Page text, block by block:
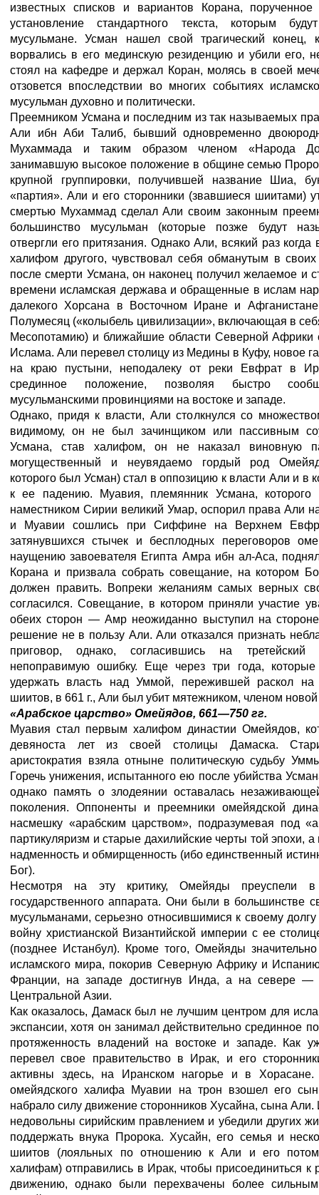
известных списков и вариантов Корана, порученное
установление стандартного текста, которым
мусульмане. Усман нашел свой трагический конец,
ворвались в его мединскую резиденцию и убили его,
стоял на кафедре и держал Коран, молясь в своей
отзовется впоследствии во многих событиях
мусульман духовно и политически.
Преемником Усмана и последним из так называемых
Али ибн Аби Талиб, бывший одновременно
Мухаммада и таким образом членом «Народа
занимавшую высокое положение в общине семью
крупной группировки, получившей название Шиа,
«партия». Али и его сторонники (звавшиеся шиитами)
смертью Мухаммад сделал Али своим законным
большинство мусульман (которые позже будут
отвергли его притязания. Однако Али, всякий раз когда
халифом другого, чувствовал себя обманутым в
после смерти Усмана, он наконец получил желаемое и
времени исламская держава и обращенные в ислам
далекого Хорсана в Восточном Иране и
Полумесяц («колыбель цивилизации», включающая в
Месопотамию) и ближайшие области Северной Африки
Ислама. Али перевел столицу из Медины в Куфу, новое
на краю пустыни, неподалеку от реки Евфрат в
срединное положение, позволяя быстро
мусульманскими провинциями на востоке и западе.
Однако, придя к власти, Али столкнулся со
видимому, он не был зачинщиком или пассивным
Усмана, став халифом, он не наказал виновную
могущественный и неувядаемо гордый род
которого был Усман) стал в оппозицию к власти Али и в
к ее падению. Муавия, племянник Усмана, которого
наместником Сирии великий Умар, оспорил права Али
и Муавии сошлись при Сиффине на Верхнем
затянувшихся стычек и бесплодных переговоров
наущению завоевателя Египта Амра ибн ал-Аса,
Корана и призвала собрать совещание, на котором
должен править. Вопреки желаниям самых верных
согласился. Совещание, в котором приняли участие
обеих сторон — Амр неожиданно выступил на
решение не в пользу Али. Али отказался признать
приговор, однако, согласившись на
непоправимую ошибку. Еще через три года,
удержать власть над Уммой, пережившей раскол
шиитов, в 661 г., Али был убит мятежником, членом
«Арабское царство» Омейядов, 661—750 гг.
Муавия стал первым халифом династии Омейядов,
девяноста лет из своей столицы Дамаска.
аристократия взяла отныне политическую судьбу
Горечь унижения, испытанного ею после убийства
однако память о злодеянии оставалась
поколения. Оппоненты и преемники омейядской
насмешку «арабским царством», подразумевая под
партикуляризм и старые дахилийские черты той эпохи,
надменность и обмирщенность (ибо единственный
Бог).
Несмотря на эту критику, Омейяды преуспели
государственного аппарата. Они были в большинстве
мусульманами, серьезно относившимися к своему
войну христианской Византийской империи с ее
(позднее Истанбул). Кроме того, Омейяды
исламского мира, покорив Северную Африку и
Франции, на западе достигнув Инда, а на севере
Центральной Азии.
Как оказалось, Дамаск был не лучшим центром для
экспансии, хотя он занимал действительно срединное
протяженность владений на востоке и западе. Как
перевел свое правительство в Ирак, и его
активны здесь, на Иранском нагорье и в
омейядского халифа Муавии на трон взошел его
набрало силу движение сторонников Хусайна, сына
недовольны сирийским правлением и убедили других
поддержать внука Пророка. Хусайн, его семья и
шиитов (лояльных по отношению к Али и его
халифам) отправились в Ирак, чтобы присоединиться к
движению, однако были перехвачены более